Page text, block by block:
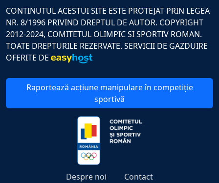
CONTINUTUL ACESTUI SITE ESTE PROTEJAT PRIN LEGEA
NR. 8/1996 PRIVIND DREPTUL DE AUTOR. COPYRIGHT
2012-2024, COMITETUL OLIMPIC SI SPORTIV ROMAN.
TOATE DREPTURILE REZERVATE. SERVICII DE GAZDUIRE
OFERITE DE
Raportează acțiune manipulare în competiție
sportivă
Despre noi Contact